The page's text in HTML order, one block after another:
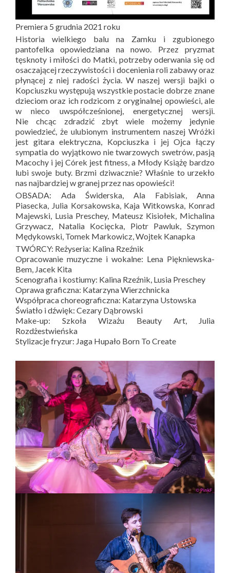
Premiera 5 grudnia 2021 roku
Historia wielkiego balu na Zamku i zgubionego
pantofelka opowiedziana na nowo. Przez pryzmat
tęsknoty i miłości do Matki, potrzeby oderwania się od
osaczającej rzeczywistości i docenienia roli zabawy oraz
płynącej z niej radości życia. W naszej wersji bajki o
Kopciuszku występują wszystkie postacie dobrze znane
dzieciom oraz ich rodzicom z oryginalnej opowieści, ale
w nieco uwspółcześnionej, energetycznej wersji.
Nie chcąc zdradzić zbyt wiele możemy jedynie
powiedzieć, że ulubionym instrumentem naszej Wróżki
jest gitara elektryczna, Kopciuszka i jej Ojca łączy
sympatia do wyjątkowo nie twarzowych swetrów, pasją
Macochy i jej Córek jest fitness, a Młody Książę bardzo
lubi swoje buty. Brzmi dziwacznie? Właśnie to urzekło
nas najbardziej w granej przez nas opowieści!
OBSADA: Ada Świderska, Ala Fabisiak, Anna
Piasecka,
Julia Korsakowska, Kaja Witkowska, Konrad
Majewski, Lusia Preschey, Mateusz Kisiołek, Michalina
Grzywacz, Natalia Kocięcka, Piotr Pawluk, Szymon
Mędykowski, Tomek Markowicz, Wojtek Kanapka
TWÓRCY: Reżyseria: Kalina Rzeźnik
Opracowanie muzyczne i wokalne: Lena Piękniewska-
Bem, Jacek Kita
Scenografia i kostiumy: Kalina Rzeźnik, Lusia Preschey
Oprawa graficzna: Katarzyna Wierzchnicka
Współpraca choreograficzna: Katarzyna Ustowska
Światło i dźwięk: Cezary Dąbrowski
Make-up: Szkoła Wizażu Beauty Art, Julia
Rozdżestwieńska
Stylizacje fryzur: Jaga Hupało Born To Create